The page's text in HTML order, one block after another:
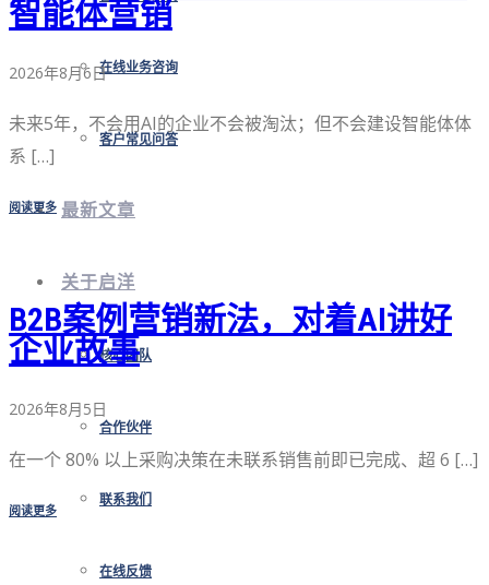
在线业务咨询
客户常见问答
最新文章
关于启洋
核心团队
合作伙伴
联系我们
在线反馈
智能体营销
2026年8月6日
未来5年，不会用AI的企业不会被淘汰；但不会建设智能体体
系 […]
阅读更多
B2B案例营销新法，对着AI讲好
企业故事
2026年8月5日
在一个 80% 以上采购决策在未联系销售前即已完成、超 6 […]
阅读更多